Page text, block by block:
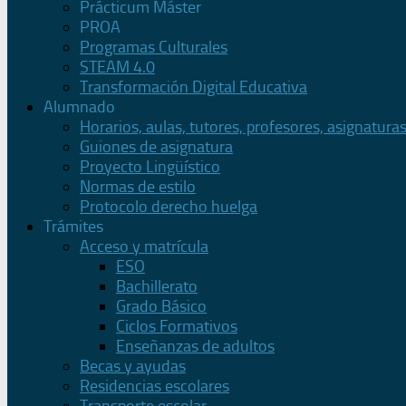
Prácticum Máster
PROA
Programas Culturales
STEAM 4.0
Transformación Digital Educativa
Alumnado
Horarios, aulas, tutores, profesores, asignaturas
Guiones de asignatura
Proyecto Lingüístico
Normas de estilo
Protocolo derecho huelga
Trámites
Acceso y matrícula
ESO
Bachillerato
Grado Básico
Ciclos Formativos
Enseñanzas de adultos
Becas y ayudas
Residencias escolares